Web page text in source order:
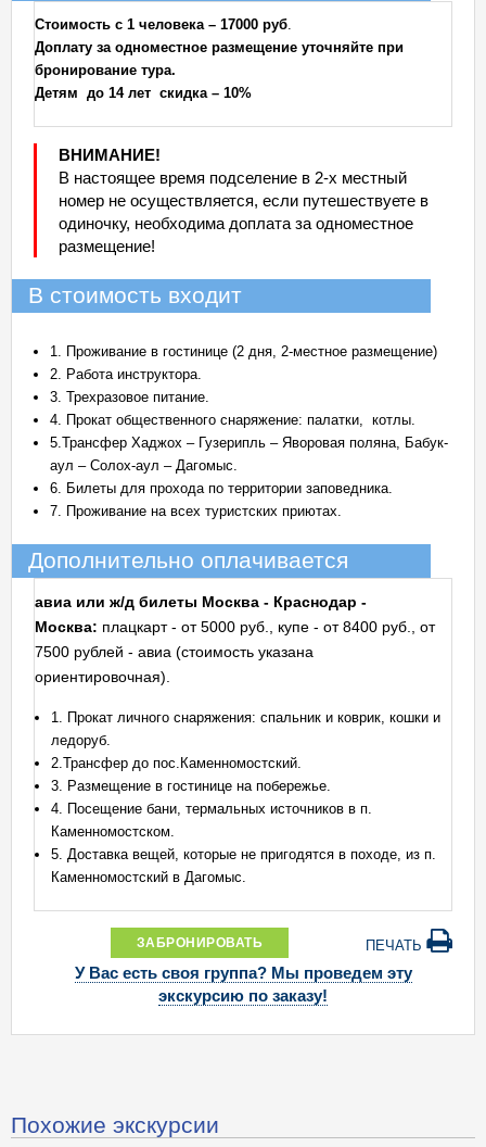
Стоимость с 1 человека – 17000 руб.
Доплату за одноместное размещение уточняйте при
бронирование тура.
Детям до 14 лет скидка – 10%
ВНИМАНИЕ!
В настоящее время подселение в 2-х местный
номер не осуществляется, если путешествуете в
одиночку, необходима доплата за одноместное
размещение!
В стоимость входит
1. Проживание в гостинице (2 дня, 2-местное размещение)
2. Работа инструктора.
3. Трехразовое питание.
4. Прокат общественного снаряжение: палатки, котлы.
5.Трансфер Хаджох – Гузерипль – Яворовая поляна, Бабук-
аул – Солох-аул – Дагомыс.
6. Билеты для прохода по территории заповедника.
7. Проживание на всех туристских приютах.
Дополнительно оплачивается
авиа или ж/д билеты Москва - Краснодар -
Москва: плацкарт - от 5000 руб., купе - от 8400 руб., от
7500 рублей - авиа (стоимость указана
ориентировочная).
1. Прокат личного снаряжения: спальник и коврик, кошки и
ледоруб.
2.Трансфер до пос.Каменномостский.
3. Размещение в гостинице на побережье.
4. Посещение бани, термальных источников в п.
Каменномостском.
5. Доставка вещей, которые не пригодятся в походе, из п.
Каменномостский в Дагомыс.
ЗАБРОНИРОВАТЬ ПЕЧАТЬ
У Вас есть своя группа? Мы проведем эту
экскурсию по заказу!
Похожие экскурсии